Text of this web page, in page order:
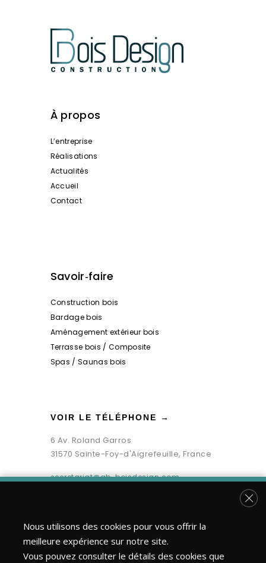
À propos
L’entreprise
Réalisations
Actualités
Accueil
Contact
Savoir‑faire
Construction bois
Bardage bois
Aménagement extérieur bois
Terrasse bois / Composite
Spas / Saunas bois
VOIR LE TÉLÉPHONE →
6 Av. Roland Garros
31570 Sainte-Foy-d'Aigrefeuille, France
secretariat@gb-boisdesign.com
Nous utilisons des cookies pour vous offrir la
meilleure expérience sur notre site.
Vous pouvez consulter le détails des cookies que